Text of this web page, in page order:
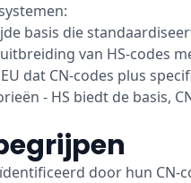
basis die
uitbreiding van HS-codes
dat CN-codes plus
- HS biedt de basis,
door hun